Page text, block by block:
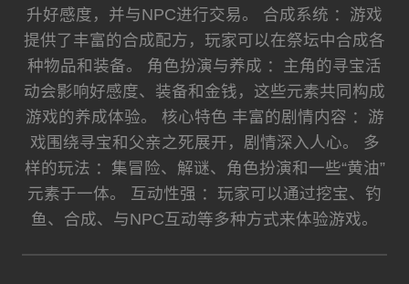
升好感度，并与NPC进行交易。 合成系统 ：游戏
提供了丰富的合成配方，玩家可以在祭坛中合成各
种物品和装备。 角色扮演与养成 ：主角的寻宝活
动会影响好感度、装备和金钱，这些元素共同构成
游戏的养成体验。 核心特色 丰富的剧情内容 ：游
戏围绕寻宝和父亲之死展开，剧情深入人心。 多
样的玩法 ：集冒险、解谜、角色扮演和一些“黄油”
元素于一体。 互动性强 ：玩家可以通过挖宝、钓
鱼、合成、与NPC互动等多种方式来体验游戏。